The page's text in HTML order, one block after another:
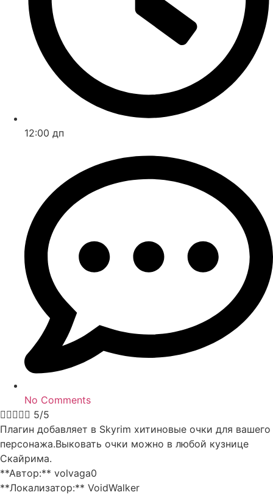
12:00 дп
No Comments
 5/5
Плагин добавляет в Skyrim хитиновые очки для вашего
персонажа.Выковать очки можно в любой кузнице
Скайрима.
**Автор:** volvaga0
**Локализатор:** VoidWalker